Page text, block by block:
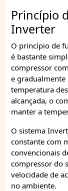
Princípio
Inverter
O princípio de
é bastante
compressor
e gradualmente
temperatura
alcançada, o
manter a
O sistema
constante com
convencionais
compressor do
velocidade de
no ambiente.